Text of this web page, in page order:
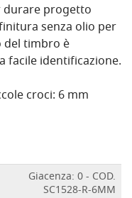
durare progetto
senza olio per
del timbro è
facile identificazione.
croci: 6 mm
Giacenza: 0 - COD.
SC1528-R-6MM